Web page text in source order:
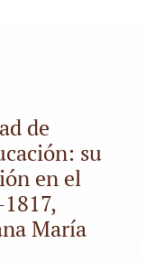
de
su
en el
María